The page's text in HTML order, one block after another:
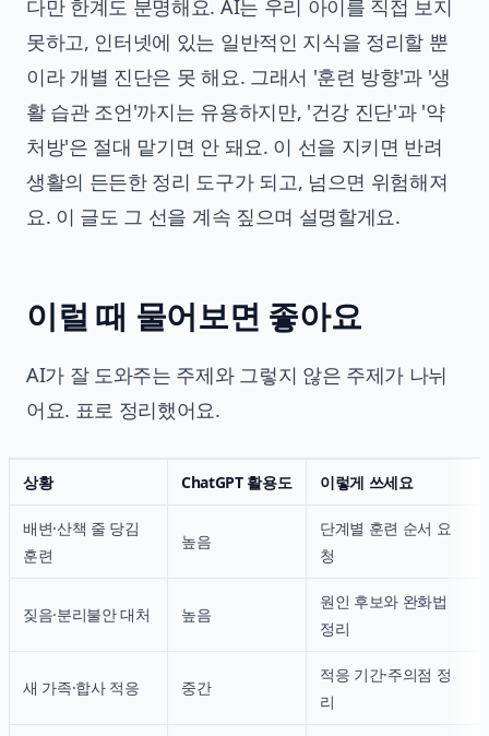
다만 한계도 분명해요. AI는 우리 아이를 직접 보지
못하고, 인터넷에 있는 일반적인 지식을 정리할 뿐
이라 개별 진단은 못 해요. 그래서 '훈련 방향'과 '생
활 습관 조언'까지는 유용하지만, '건강 진단'과 '약
처방'은 절대 맡기면 안 돼요. 이 선을 지키면 반려
생활의 든든한 정리 도구가 되고, 넘으면 위험해져
요. 이 글도 그 선을 계속 짚으며 설명할게요.
이럴 때 물어보면 좋아요
AI가 잘 도와주는 주제와 그렇지 않은 주제가 나뉘
어요. 표로 정리했어요.
상황 ChatGPT 활용도 이렇게 쓰세요
배변·산책 줄 당김
훈련
높음
단계별 훈련 순서 요
청
짖음·분리불안 대처 높음
원인 후보와 완화법
정리
새 가족·합사 적응 중간
적응 기간·주의점 정
리